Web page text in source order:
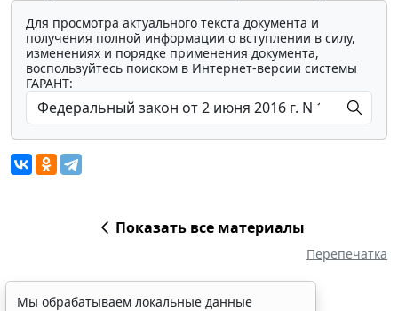
Для просмотра актуального текста документа и
получения полной информации о вступлении в силу,
изменениях и порядке применения документа,
воспользуйтесь поиском в Интернет-версии системы
ГАРАНТ:
Показать все материалы
Перепечатка
Мы обрабатываем локальные данные